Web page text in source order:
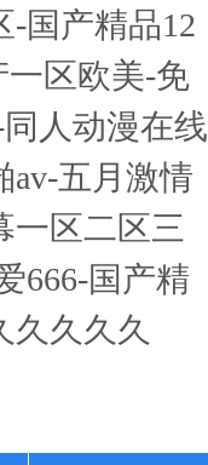
-国产精品12
区欧美-免
人动漫在线
av-五月激情
一区二区三
666-国产精
久久久久